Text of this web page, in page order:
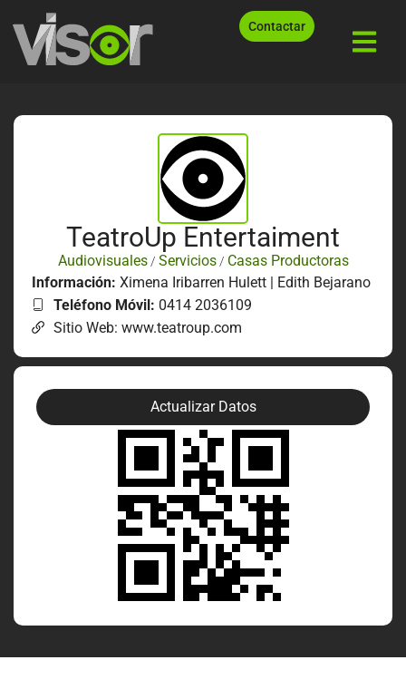
Contactar
TeatroUp Entertaiment
Audiovisuales/ Servicios/ Casas Productoras
Información: Ximena Iribarren Hulett | Edith Bejarano
Teléfono Móvil: 0414 2036109
Sitio Web: www.teatroup.com
Actualizar Datos